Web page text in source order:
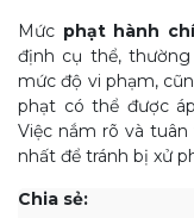
Mức phạt hành
định cụ thể,
mức độ vi phạm,
phạt có thể được
Việc nắm rõ và
nhất để tránh bị xử
Chia sẻ: